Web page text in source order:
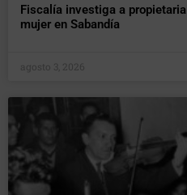
Fiscalía investiga a
mujer en Sabandía
agosto 3, 2026